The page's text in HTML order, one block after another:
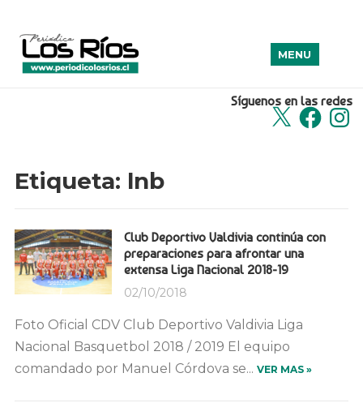
Síguenos en las redes
X Facebook
MENU
Etiqueta: lnb
Club Deportivo Valdivia continúa con
preparaciones para afrontar una
extensa Liga Nacional 2018-19
02/10/2018
Foto Oficial CDV Club Deportivo Valdivia Liga
Nacional Basquetbol 2018 / 2019 El equipo
comandado por Manuel Córdova se... VER MAS »